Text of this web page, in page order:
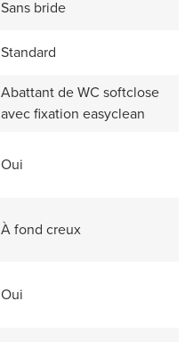
Sans bride
Standard
Abattant de WC softclose
avec fixation easyclean
Oui
À fond creux
Oui